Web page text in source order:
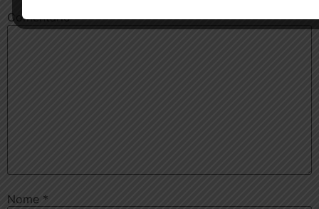
Comentário*
Nome *